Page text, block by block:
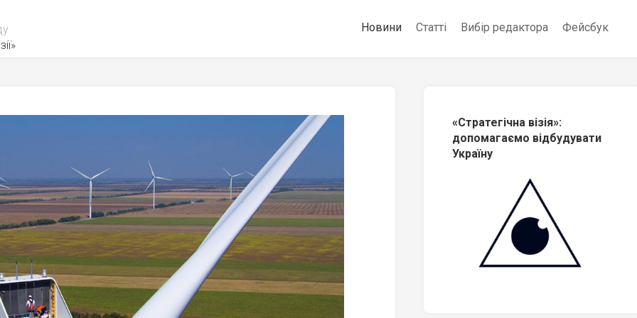
Новини Статті Вибір редактора Фейсбук
«Стратегічна візія»:
допомагаємо відбудувати
Україну